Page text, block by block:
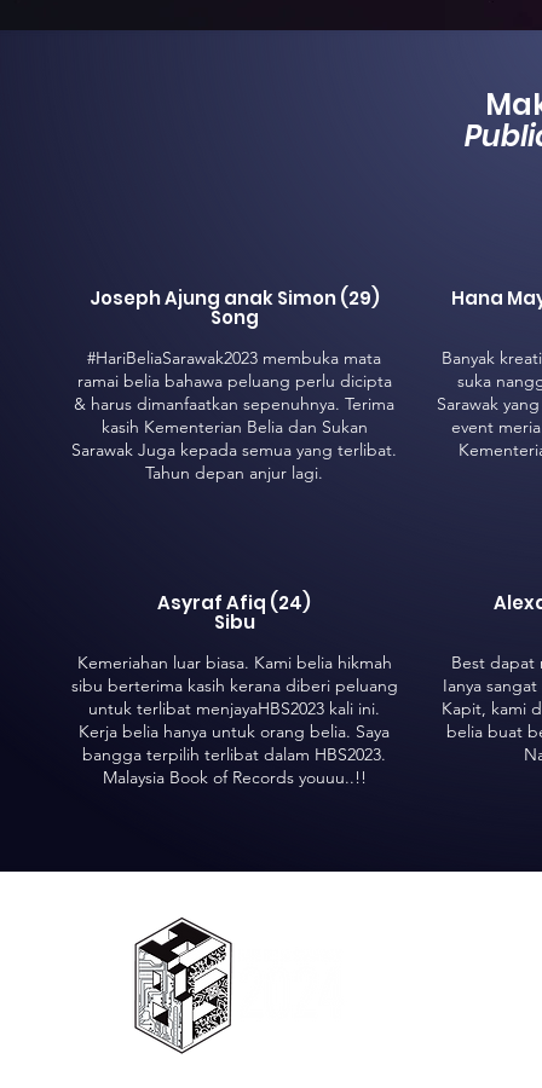
Joseph Ajung anak Simon (29)
Song
#HariBeliaSarawak2023 membuka mata
ramai belia bahawa peluang perlu dicipta
& harus dimanfaatkan sepenuhnya. Terima
kasih Kementerian Belia dan Sukan
Sarawak Juga kepada semua yang terlibat.
Tahun depan anjur lagi.
Hana
Banyak
suka
Sarawak
event
Asyraf Afiq (24)
Sibu
Kemeriahan luar biasa. Kami belia hikmah
sibu berterima kasih kerana diberi peluang
untuk terlibat menjayaHBS2023 kali ini.
Kerja belia hanya untuk orang belia. Saya
bangga terpilih terlibat dalam HBS2023.
Malaysia Book of Records youuu..!!
Best dapat
Ianya
Kapit, kami
belia buat